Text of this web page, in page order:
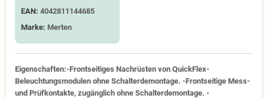
EAN: 4042811144685
Marke: Merten
Eigenschaften:-Frontseitiges Nachrüsten von QuickFlex-
Beleuchtungsmodulen ohne Schalterdemontage. -Frontseitige Mess-
und Prüfkontakte, zugänglich ohne Schalterdemontage. -